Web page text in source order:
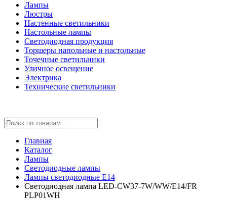
Лампы
Люстры
Настенные светильники
Настольные лампы
Светодиодная продукция
Торшеры напольные и настольные
Точечные светильники
Уличное освещение
Электрика
Технические светильники
Главная
Каталог
Лампы
Светодиодные лампы
Лампы светодиодные E14
Светодиодная лампа LED-CW37-7W/WW/E14/FR
PLP01WH